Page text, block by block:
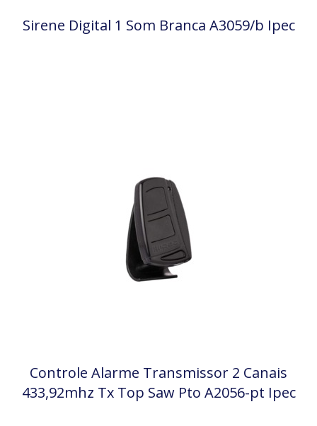
Sirene Digital 1 Som Branca A3059/b Ipec
Controle Alarme Transmissor 2 Canais
433,92mhz Tx Top Saw Pto A2056-pt Ipec